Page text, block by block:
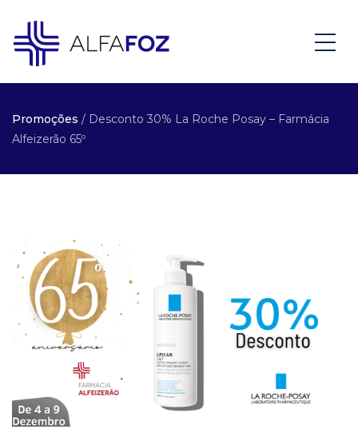
Promoções / Desconto 30% La Roche Posay – Farmácia
Alfeizerão 65º